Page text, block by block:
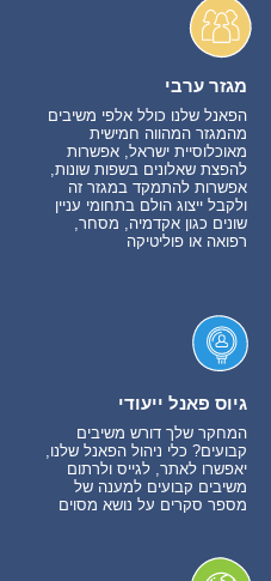
מגזר ערבי
הפאנל שלנו כולל אלפי משיבים
מהמגזר המהווה חמישית
מאוכלוסיית ישראל, אפשרות
להפצת שאלונים בשפות שונות,
אפשרות להתמקד במגזר זה
ולקבל ייצוג הולם בתחומי עניין
שונים כגון אקדמיה, מסחר,
רפואה או פוליטיקה
גיוס פאנל ייעודי
המחקר שלך דורש משיבים
קבועים? כלי ניהול הפאנל שלנו,
יאפשרו לאתר, לגייס ולרתום
משיבים קבועים למענה של
מספר סקרים על נושא מסוים